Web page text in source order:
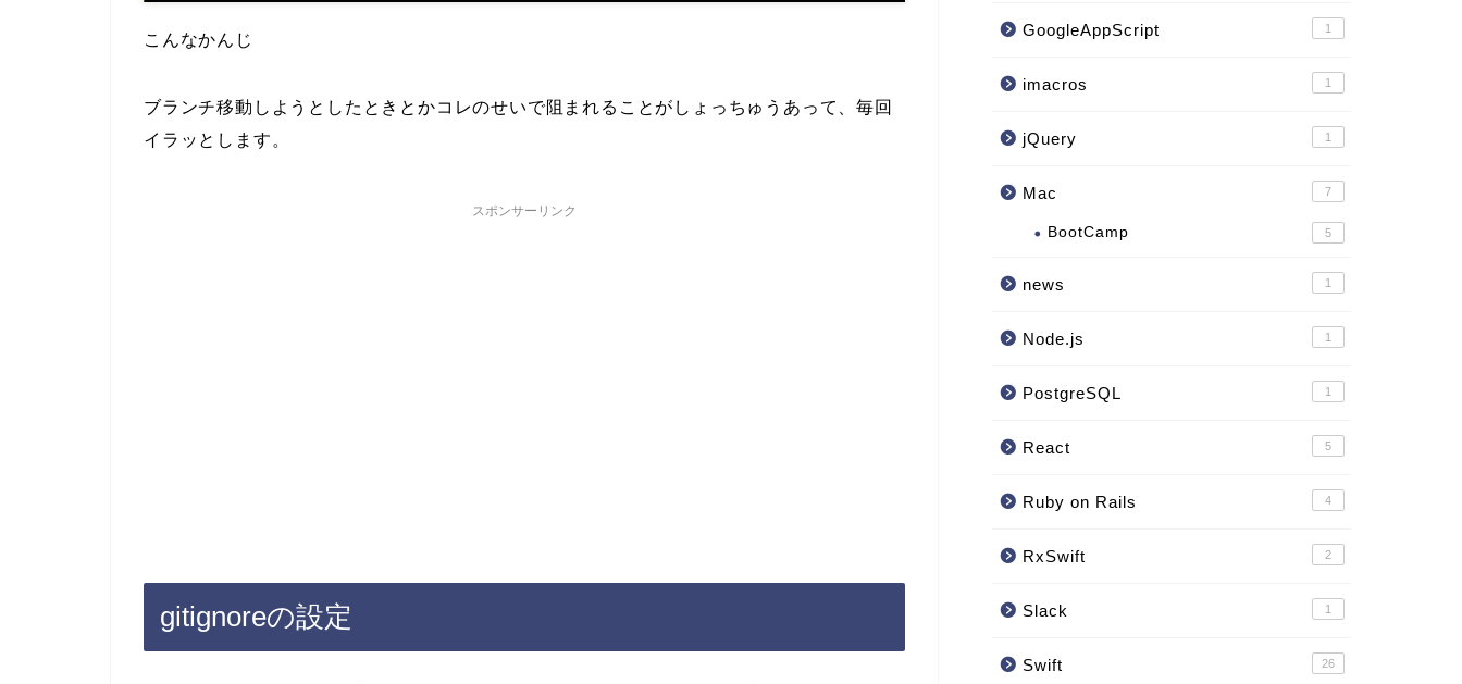
こんなかんじ
ブランチ移動しようとしたときとかコレのせいで阻まれることがしょっちゅうあって、毎回
イラッとします。
スポンサーリンク
gitignoreの設定
GoogleAppScript 1
imacros 1
jQuery 1
Mac 7
BootCamp 5
news 1
Node.js 1
PostgreSQL 1
React 5
Ruby on Rails 4
RxSwift 2
Slack 1
Swift 26